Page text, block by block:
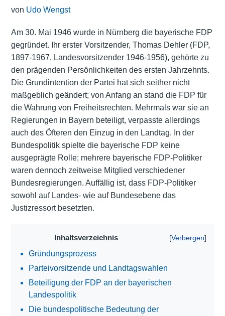
von Udo Wengst
Am 30. Mai 1946 wurde in Nürnberg die bayerische FDP
gegründet. Ihr erster Vorsitzender, Thomas Dehler (FDP,
1897-1967, Landesvorsitzender 1946-1956), gehörte zu
den prägenden Persönlichkeiten des ersten Jahrzehnts.
Die Grundintention der Partei hat sich seither nicht
maßgeblich geändert; von Anfang an stand die FDP für
die Wahrung von Freiheitsrechten. Mehrmals war sie an
Regierungen in Bayern beteiligt, verpasste allerdings
auch des Öfteren den Einzug in den Landtag. In der
Bundespolitik spielte die bayerische FDP keine
ausgeprägte Rolle; mehrere bayerische FDP-Politiker
waren dennoch zeitweise Mitglied verschiedener
Bundesregierungen. Auffällig ist, dass FDP-Politiker
sowohl auf Landes- wie auf Bundesebene das
Justizressort besetzten.
Inhaltsverzeichnis
Gründungsprozess
Parteivorsitzende und Landtagswahlen
Beteiligung der FDP an der bayerischen
Landespolitik
Die bundespolitische Bedeutung der